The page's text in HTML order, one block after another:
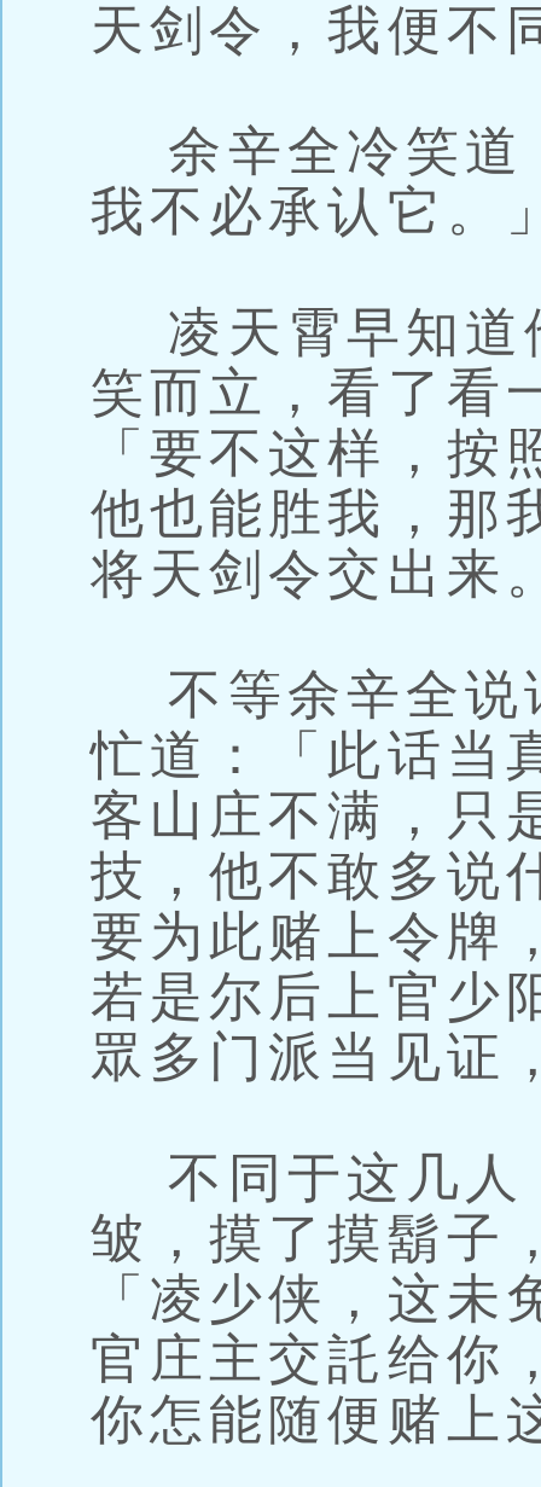
天剑令，我便不
余辛全冷笑道
我不必承认它。
凌天霄早知道
笑而立，看了看
「要不这样，
他也能胜我，那
将天剑令交出来
不等余辛全说
忙道：「此话当
客山庄不满，只
技，他不敢多说
要为此赌上令牌
若是尔后上官少
眾多门派当见证
不同于这几人
皱，摸了摸鬍子
「凌少侠，这
官庄主交託给你
你怎能随便赌上